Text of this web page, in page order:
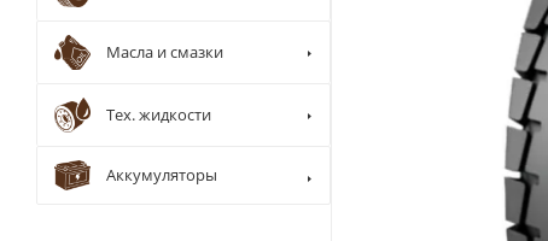
Масла и смазки
Тех. жидкости
Аккумуляторы